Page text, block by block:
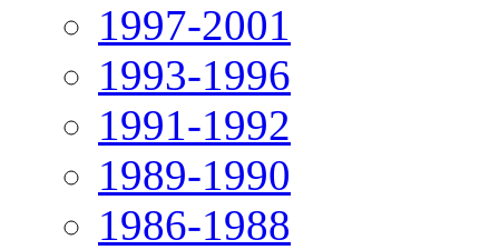
1997-2001
1993-1996
1991-1992
1989-1990
1986-1988